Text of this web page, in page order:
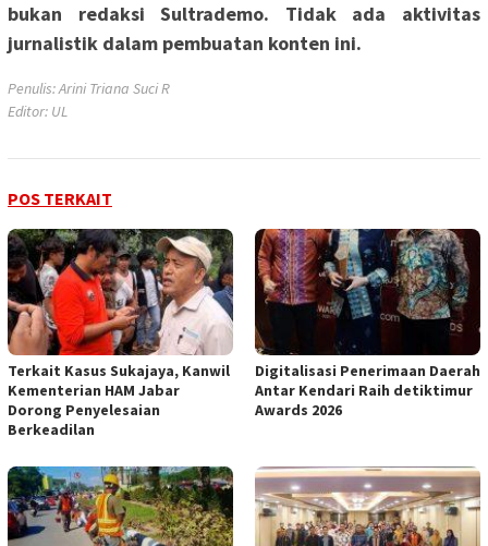
bukan redaksi Sultrademo. Tidak ada aktivitas
jurnalistik dalam pembuatan konten ini.
Penulis: Arini Triana Suci R
Editor: UL
POS TERKAIT
‎Terkait Kasus Sukajaya, Kanwil
Kementerian HAM Jabar
‎Dorong Penyelesaian
Berkeadilan
Digitalisasi Penerimaan Daerah
Antar Kendari Raih detiktimur
Awards 2026